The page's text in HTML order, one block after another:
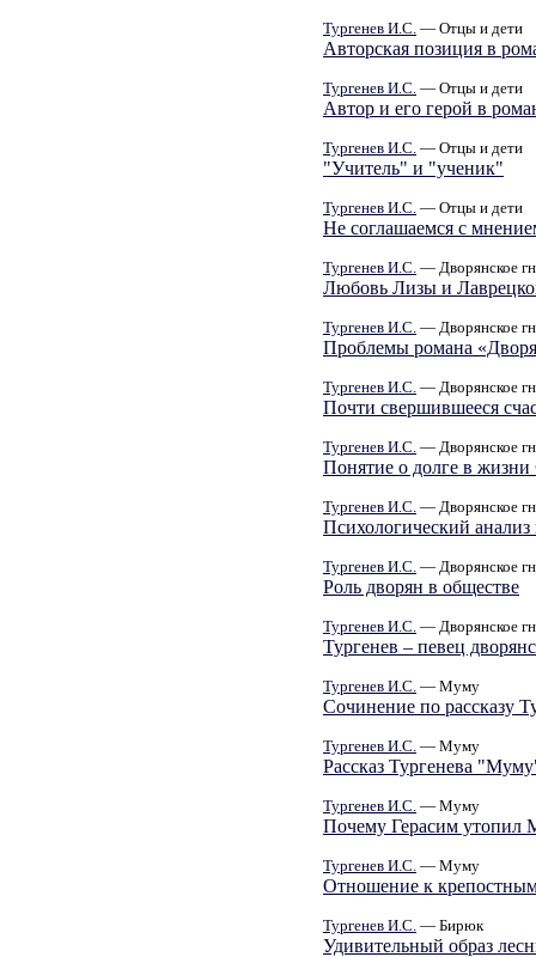
Тургенев И.С. — Отцы и дети
Авторская позиция в
Тургенев И.С. — Отцы и дети
Автор и его герой в
Тургенев И.С. — Отцы и дети
"Учитель" и "ученик"
Тургенев И.С. — Отцы и дети
Не соглашаемся с
Тургенев И.С. — Дворянское
Любовь Лизы и
Тургенев И.С. — Дворянское
Проблемы романа
Тургенев И.С. — Дворянское
Почти свершившееся
Тургенев И.С. — Дворянское
Понятие о долге в
Тургенев И.С. — Дворянское
Психологический
Тургенев И.С. — Дворянское
Роль дворян в обществе
Тургенев И.С. — Дворянское
Тургенев – певец
Тургенев И.С. — Муму
Сочинение по рассказу
Тургенев И.С. — Муму
Рассказ Тургенева
Тургенев И.С. — Муму
Почему Герасим утопил
Тургенев И.С. — Муму
Отношение к
Тургенев И.С. — Бирюк
Удивительный образ